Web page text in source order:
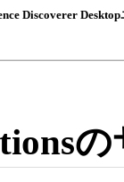
Discoverer